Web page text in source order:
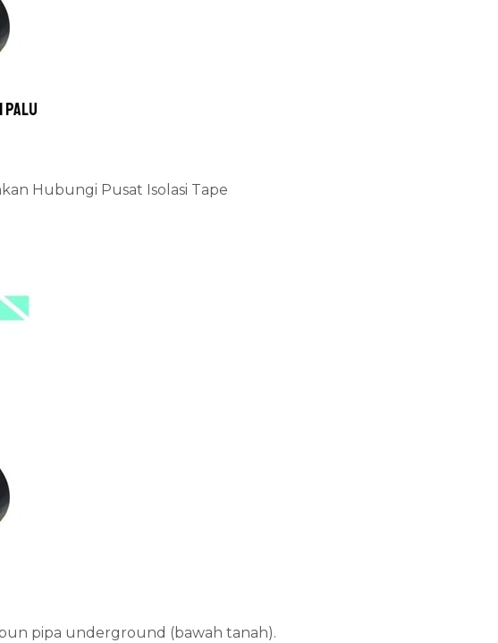
Palu
Hubungi Pusat Isolasi Tape
pipa underground (bawah tanah).